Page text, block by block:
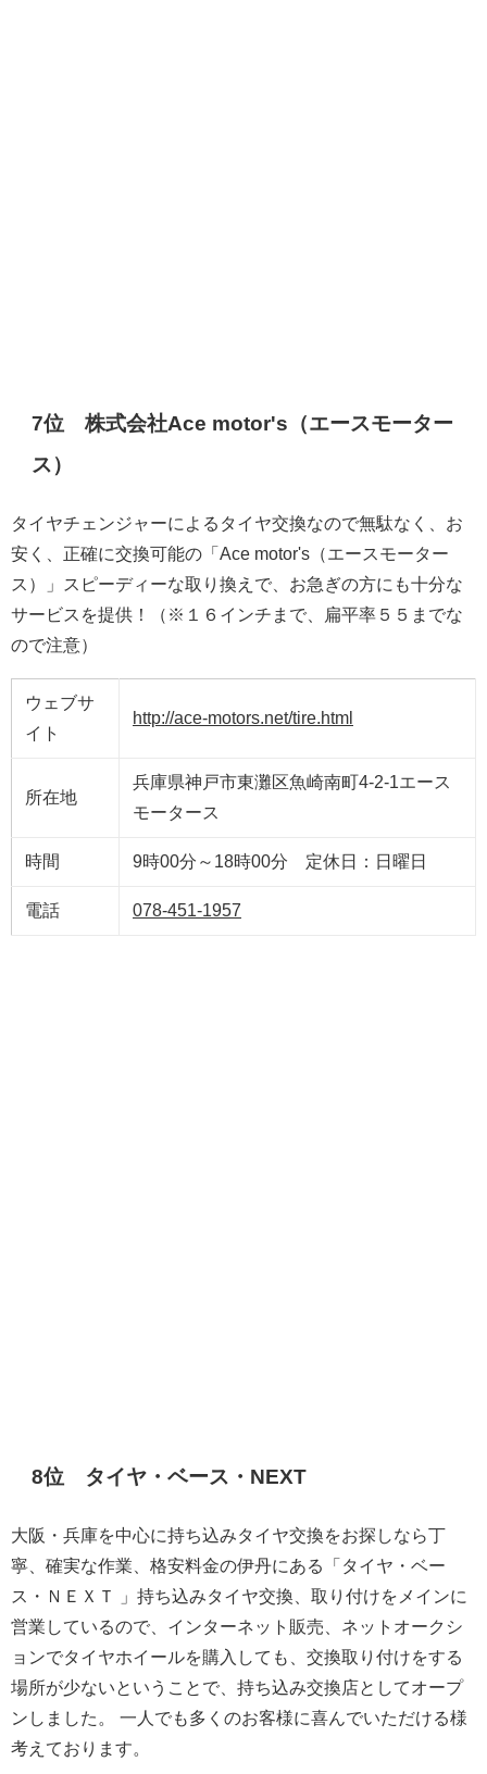
7位 株式会社Ace motor's（エースモーター
ス）
タイヤチェンジャーによるタイヤ交換なので無駄なく、お
安く、正確に交換可能の「Ace motor's（エースモーター
ス）」スピーディーな取り換えで、お急ぎの方にも十分な
サービスを提供！（※１６インチまで、扁平率５５までな
ので注意）
ウェブサ
イト
http://ace-motors.net/tire.html
所在地
兵庫県神戸市東灘区魚崎南町4-2-1エース
モータース
時間 9時00分～18時00分 定休日：日曜日
電話 078-451-1957
8位 タイヤ・ベース・NEXT
大阪・兵庫を中心に持ち込みタイヤ交換をお探しなら丁
寧、確実な作業、格安料金の伊丹にある「タイヤ・ベー
ス・ＮＥＸＴ 」持ち込みタイヤ交換、取り付けをメインに
営業しているので、インターネット販売、ネットオークシ
ョンでタイヤホイールを購入しても、交換取り付けをする
場所が少ないということで、持ち込み交換店としてオープ
ンしました。 一人でも多くのお客様に喜んでいただける様
考えております。